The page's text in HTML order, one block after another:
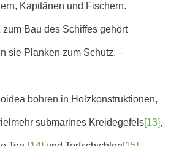
Kapitänen und Fischern.
zum Bau des Schiffes gehört
sie Planken zum Schutz. –
bohren in Holzkonstruktionen,
submarines Kreidegefels[13],